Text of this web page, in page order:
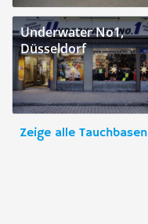
Underwater No1,
Düsseldorf
Zeige alle Tauchbasen